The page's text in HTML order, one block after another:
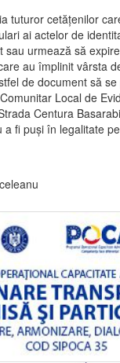
tuturor cetățenilor
ai actelor de
sau urmează să
au împlinit vârsta
de document să
Local de
Centura
a fi puși în legalitate